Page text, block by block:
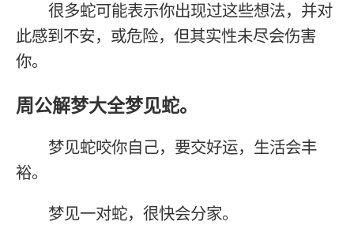
很多蛇可能表示你出现过这些想法，并对
此感到不安，或危险，但其实性未尽会伤害
你。
周公解梦大全梦见蛇。
梦见蛇咬你自己，要交好运，生活会丰
裕。
梦见一对蛇，很快会分家。